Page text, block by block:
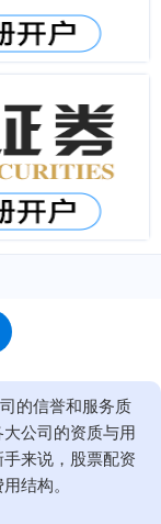
的信誉和服务质
公司的资质与用
来说，股票配资
结构。